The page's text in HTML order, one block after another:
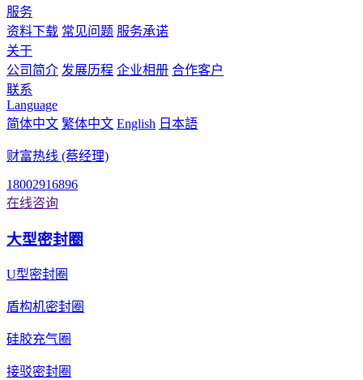
服务
资料下载 常见问题 服务承诺
关于
公司简介 发展历程 企业相册 合作客户
联系
Language
简体中文 繁体中文 English 日本語
财富热线 (蔡经理)
18002916896
在线咨询
大型密封圈
U型密封圈
盾构机密封圈
硅胶充气圈
接驳密封圈